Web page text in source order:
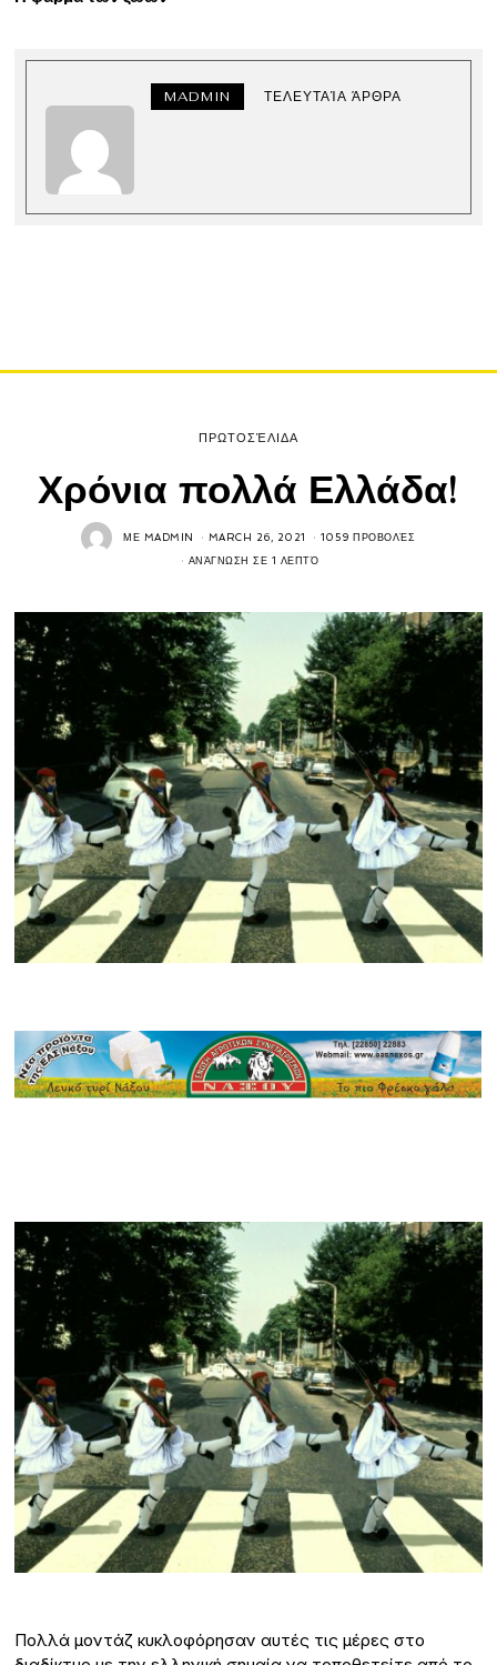
MADMIN ΤΕΛΕΥΤΑΊΑ ΆΡΘΡΑ
ΠΡΩΤΟΣΈΛΙΔΑ
Χρόνια πολλά Ελλάδα!
ΜΕ MADMIN MARCH 26, 2021 1059 ΠΡΟΒΟΛΈΣ
ΑΝΆΓΝΩΣΗ ΣΕ 1 ΛΕΠΤΌ
Πολλά μοντάζ κυκλοφόρησαν αυτές τις μέρες στο